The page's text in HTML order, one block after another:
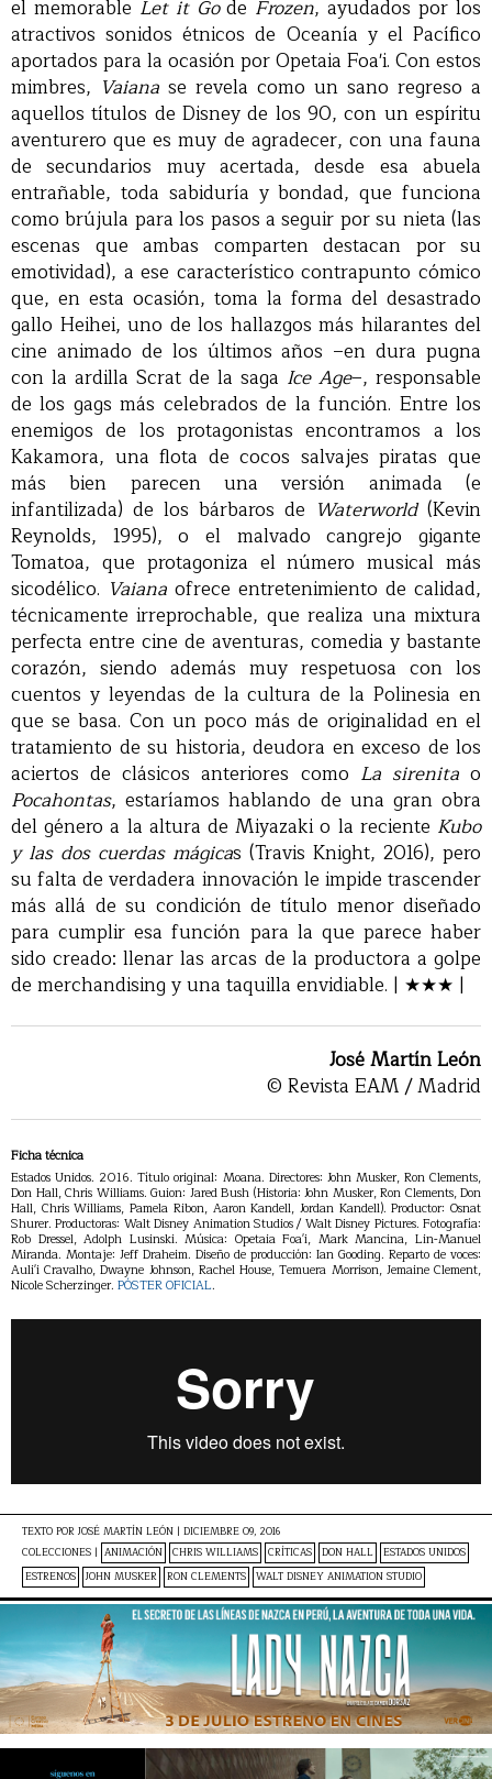
el memorable Let it Gode Frozen, ayudados por los
atractivos sonidos étnicos de Oceanía y el Pacífico
aportados para la ocasión por Opetaia Foa'i. Con estos
mimbres, Vaiana se revela como un sano regreso a
aquellos títulos de Disney de los 90, con un espíritu
aventurero que es muy de agradecer, con una fauna
de secundarios muy acertada, desde esa abuela
entrañable, toda sabiduría y bondad, que funciona
como brújula para los pasos a seguir por su nieta (las
escenas que ambas comparten destacan por su
emotividad), a ese característico contrapunto cómico
que, en esta ocasión, toma la forma del desastrado
gallo Heihei, uno de los hallazgos más hilarantes del
cine animado de los últimos años –en dura pugna
con la ardilla Scrat de la saga Ice Age–, responsable
de los gags más celebrados de la función. Entre los
enemigos de los protagonistas encontramos a los
Kakamora, una flota de cocos salvajes piratas que
más bien parecen una versión animada (e
infantilizada) de los bárbaros de Waterworld(Kevin
Reynolds, 1995), o el malvado cangrejo gigante
Tomatoa, que protagoniza el número musical más
sicodélico. Vaiana ofrece entretenimiento de calidad,
técnicamente irreprochable, que realiza una mixtura
perfecta entre cine de aventuras, comedia y bastante
corazón, siendo además muy respetuosa con los
cuentos y leyendas de la cultura de la Polinesia en
que se basa. Con un poco más de originalidad en el
tratamiento de su historia, deudora en exceso de los
aciertos de clásicos anteriores como La sirenitao
Pocahontas, estaríamos hablando de una gran obra
del género a la altura de Miyazaki o la reciente Kubo
y las dos cuerdas mágicas (Travis Knight, 2016), pero
su falta de verdadera innovación le impide trascender
más allá de su condición de título menor diseñado
para cumplir esa función para la que parece haber
sido creado: llenar las arcas de la productora a golpe
de merchandising y una taquilla envidiable. | ★★★ |
José Martín León
© Revista EAM / Madrid
Ficha técnica
Estados Unidos. 2016. Título original: Moana. Directores: John Musker, Ron Clements,
Don Hall, Chris Williams. Guion: Jared Bush (Historia: John Musker, Ron Clements, Don
Hall, Chris Williams, Pamela Ribon, Aaron Kandell, Jordan Kandell). Productor: Osnat
Shurer. Productoras: Walt Disney Animation Studios / Walt Disney Pictures. Fotografía:
Rob Dressel, Adolph Lusinski. Música: Opetaia Foa'i, Mark Mancina, Lin-Manuel
Miranda. Montaje: Jeff Draheim. Diseño de producción: Ian Gooding. Reparto de voces:
Auli'i Cravalho, Dwayne Johnson, Rachel House, Temuera Morrison, Jemaine Clement,
Nicole Scherzinger. PÓSTER OFICIAL.
TEXTO POR JOSÉ MARTÍN LEÓN | DICIEMBRE 09, 2016
COLECCIONES | ANIMACIÓN CHRIS WILLIAMS CRÍTICAS DON HALL ESTADOS UNIDOS
ESTRENOS JOHN MUSKER RON CLEMENTS WALT DISNEY ANIMATION STUDIO